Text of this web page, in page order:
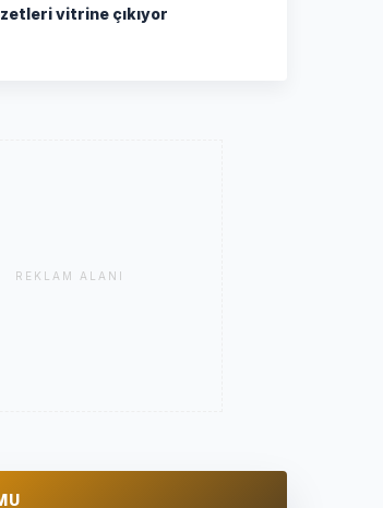
vitrine çıkıyor
REKLAM ALANI